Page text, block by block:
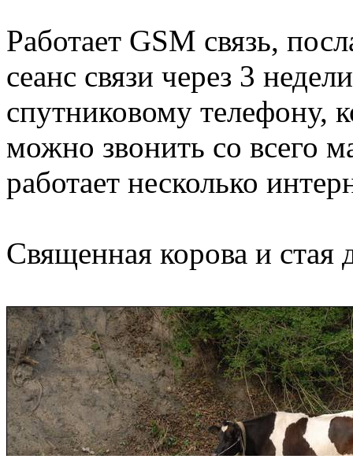
Работает GSM связь,
сеанс связи через 3
спутниковому телефону,
можно звонить со всего
работает несколько
Священная корова и стая